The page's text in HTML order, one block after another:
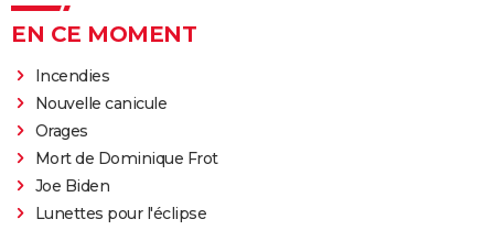
EN CE MOMENT
Incendies
Nouvelle canicule
Orages
Mort de Dominique Frot
Joe Biden
Lunettes pour l'éclipse